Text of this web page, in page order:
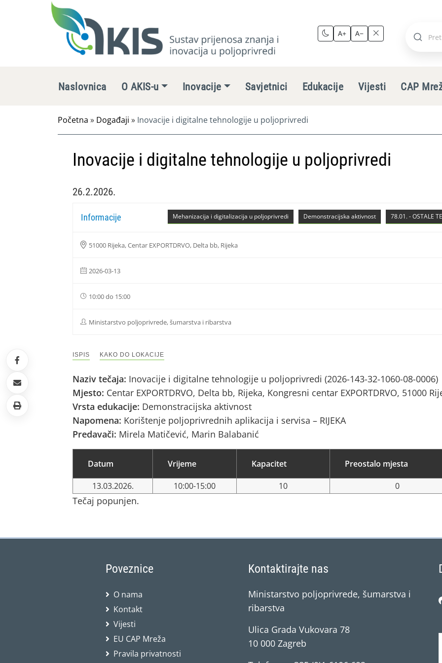
A+ A−
Pretraži
Naslovnica O AKIS-u Inovacije Savjetnici Edukacije Vijesti CAP
Početna » Događaji » Inovacije i digitalne tehnologije u poljoprivredi
Inovacije i digitalne tehnologije u poljoprivredi
26.2.2026.
78.01. - OSTALE
Demonstracijska aktivnost
Mehanizacija i digitalizacija u poljoprivredi
Informacije
51000 Rijeka, Centar EXPORTDRVO, Delta bb, Rijeka
2026-03-13
10:00 do 15:00
Ministarstvo poljoprivrede, šumarstva i ribarstva
ISPIS KAKO DO LOKACIJE
Naziv tečaja: Inovacije i digitalne tehnologije u poljoprivredi (2026-143-32-1060-08-0006)
Mjesto: Centar EXPORTDRVO, Delta bb, Rijeka, Kongresni centar EXPORTDRVO, 51000
Vrsta edukacije: Demonstracijska aktivnost
Napomena: Korištenje poljoprivrednih aplikacija i servisa – RIJEKA
Predavači: Mirela Matičević, Marin Balabanić
Datum Vrijeme Kapacitet Preostalo mjesta
13.03.2026. 10:00-15:00 10 0
Tečaj popunjen.
Poveznice
O nama
Kontakt
Vijesti
EU CAP Mreža
Pravila privatnosti
Kontaktirajte nas
Ministarstvo poljoprivrede, šumarstva i
ribarstva
Ulica Grada Vukovara 78
10 000 Zagreb